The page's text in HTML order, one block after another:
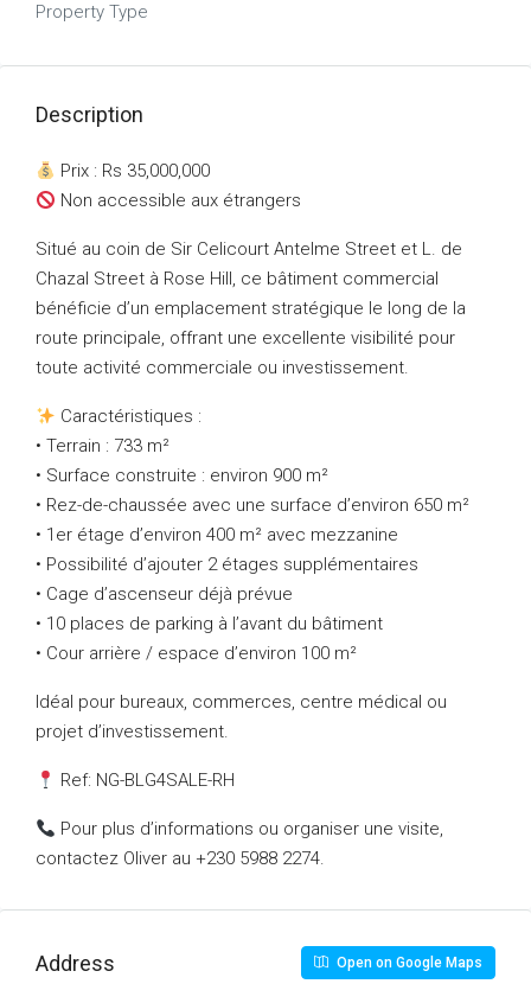
Property Type
Description
Prix : Rs 35,000,000
Non accessible aux étrangers
Situé au coin de Sir Celicourt Antelme Street et L. de
Chazal Street à Rose Hill, ce bâtiment commercial
bénéficie d’un emplacement stratégique le long de la
route principale, offrant une excellente visibilité pour
toute activité commerciale ou investissement.
Caractéristiques :
• Terrain : 733 m²
• Surface construite : environ 900 m²
• Rez-de-chaussée avec une surface d’environ 650 m²
• 1er étage d’environ 400 m² avec mezzanine
• Possibilité d’ajouter 2 étages supplémentaires
• Cage d’ascenseur déjà prévue
• 10 places de parking à l’avant du bâtiment
• Cour arrière / espace d’environ 100 m²
Idéal pour bureaux, commerces, centre médical ou
projet d’investissement.
Ref: NG-BLG4SALE-RH
Pour plus d’informations ou organiser une visite,
contactez Oliver au +230 5988 2274.
Address Open on Google Maps